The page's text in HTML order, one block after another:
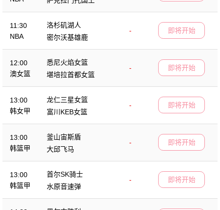
11:30
NBA
洛杉矶湖人
-
密尔沃基雄鹿
即将开始
12:00
澳女篮
悉尼火焰女篮
-
堪培拉首都女篮
即将开始
13:00
韩女甲
龙仁三星女篮
-
富川KEB女篮
即将开始
13:00
韩篮甲
釜山宙斯盾
-
大邱飞马
即将开始
13:00
韩篮甲
首尔SK骑士
-
水原音速弹
即将开始